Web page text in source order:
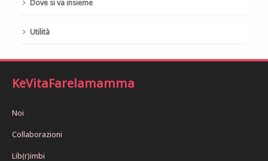
Dove si va insieme
Utilità
KeVitaFarelamamma
Noi
Collaborazioni
Lib(r)imbi